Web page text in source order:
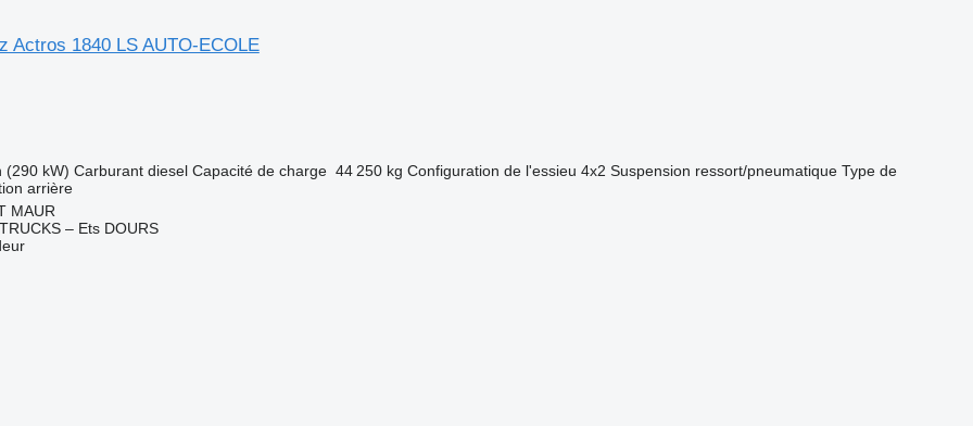
Actros 1840 LS AUTO-ECOLE
(290 kW) Carburant diesel Capacité de charge 44 250 kg Configuration de l'essieu 4x2 Suspension ressort/pneumatique Type de
arrière
MAUR
– Ets DOURS